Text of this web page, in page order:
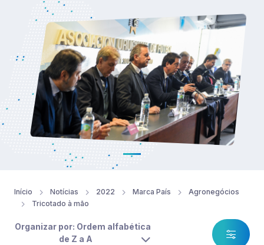
Início Notícias 2022 Marca País
Agronegócios
Tricotado à mão
Organizar por: Ordem alfabética
de Z a A